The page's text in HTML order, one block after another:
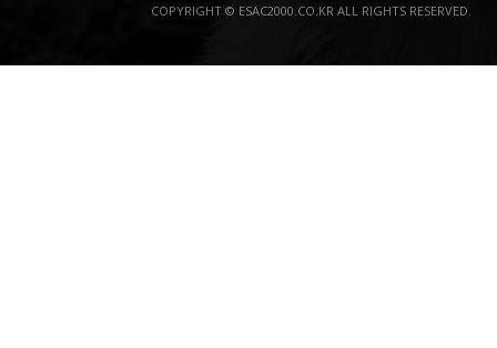
COPYRIGHT © ESAC2000.CO.KR ALL RIGHTS RESERVED.